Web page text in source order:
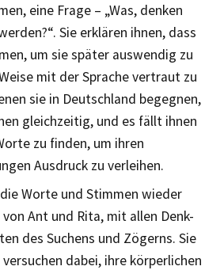
eine Frage – „Was, denken
Sie erklären ihnen, dass
um sie später auswendig zu
mit der Sprache vertraut zu
sie in Deutschland begegnen,
gleichzeitig, und es fällt ihnen
zu finden, um ihren
Ausdruck zu verleihen.
Worte und Stimmen wieder
Ant und Rita, mit allen Denk-
des Suchens und Zögerns. Sie
dabei, ihre körperlichen